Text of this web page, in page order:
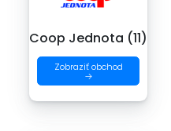
Coop Jednota (11)
Zobraziť obchod
→